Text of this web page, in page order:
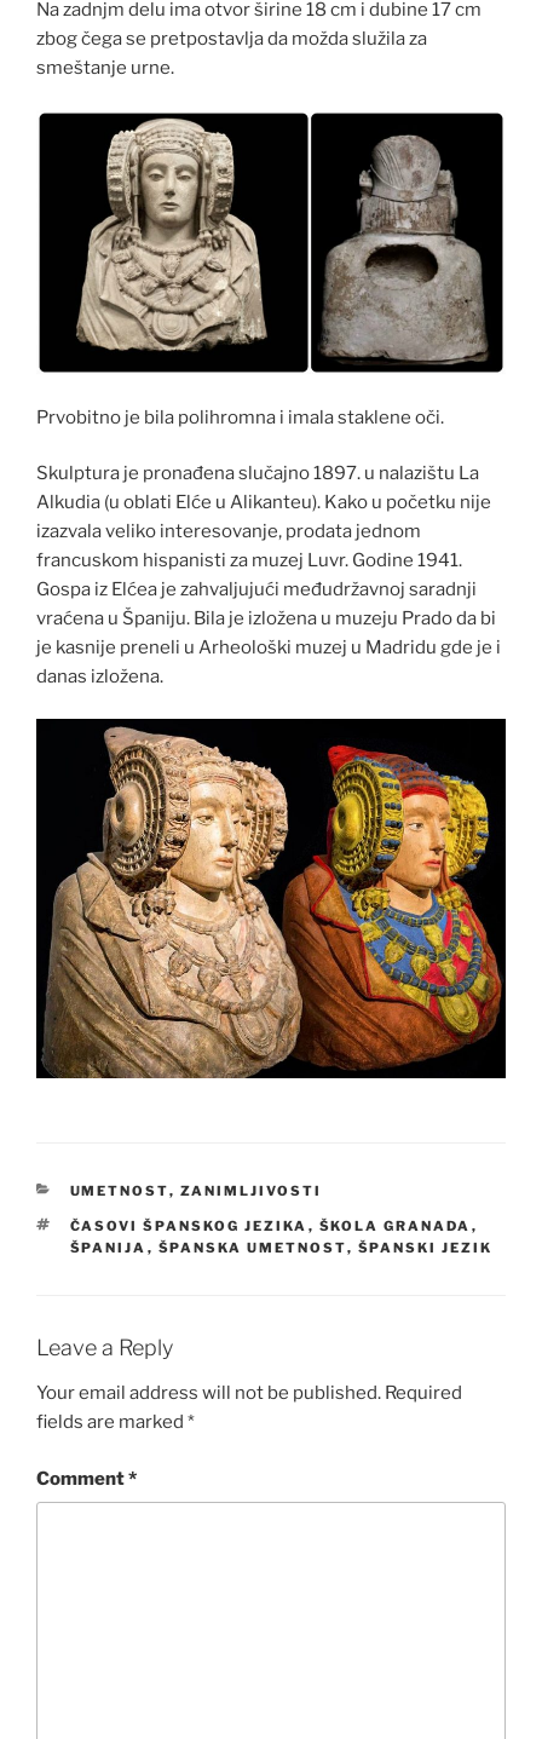
Na zadnjm delu ima otvor širine 18 cm i dubine 17 cm
zbog čega se pretpostavlja da možda služila za
smeštanje urne.
Prvobitno je bila polihromna i imala staklene oči.
Skulptura je pronađena slučajno 1897. u nalazištu La
Alkudia (u oblati Elće u Alikanteu). Kako u početku nije
izazvala veliko interesovanje, prodata jednom
francuskom hispanisti za muzej Luvr. Godine 1941.
Gospa iz Elćea je zahvaljujući međudržavnoj saradnji
vraćena u Španiju. Bila je izložena u muzeju Prado da bi
je kasnije preneli u Arheološki muzej u Madridu gde je i
danas izložena.
CATEGORIES
UMETNOST, ZANIMLJIVOSTI
TAGS
ČASOVI ŠPANSKOG JEZIKA , ŠKOLA GRANADA ,
ŠPANIJA , ŠPANSKA UMETNOST, ŠPANSKI JEZIK
Leave a Reply
Your email address will not be published. Required
fields are marked *
Comment*